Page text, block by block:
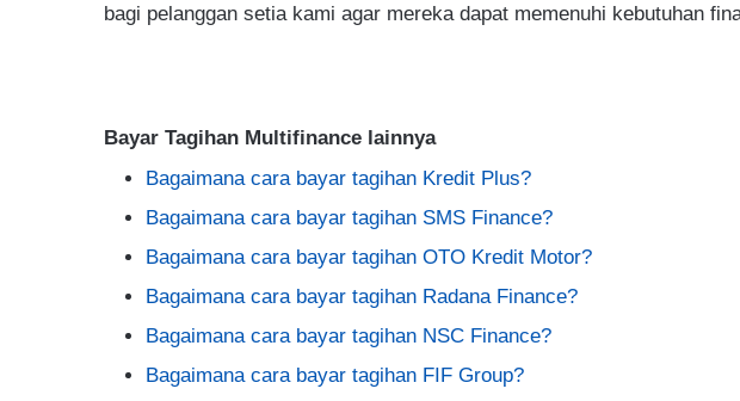
bagi pelanggan setia kami agar mereka dapat memenuhi kebutuhan
Bayar Tagihan Multifinance lainnya
Bagaimana cara bayar tagihan Kredit Plus?
Bagaimana cara bayar tagihan SMS Finance?
Bagaimana cara bayar tagihan OTO Kredit Motor?
Bagaimana cara bayar tagihan Radana Finance?
Bagaimana cara bayar tagihan NSC Finance?
Bagaimana cara bayar tagihan FIF Group?